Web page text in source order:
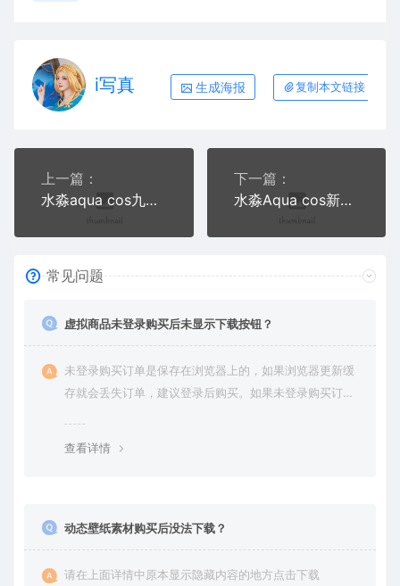
i写真 生成海报 复制本文链接
上一篇：
水淼aqua cos九条裟罗+宵宫写真合集
下一篇：
水淼Aqua cos新八重神子写真
常见问题
虚拟商品未登录购买后未显示下载按钮？
未登录购买订单是保存在浏览器上的，如果浏览器更新缓
存就会丢失订单，建议登录后购买。如果未登录购买订单
查看详情
动态壁纸素材购买后没法下载？
请在上面详情中原本显示隐藏内容的地方点击下载